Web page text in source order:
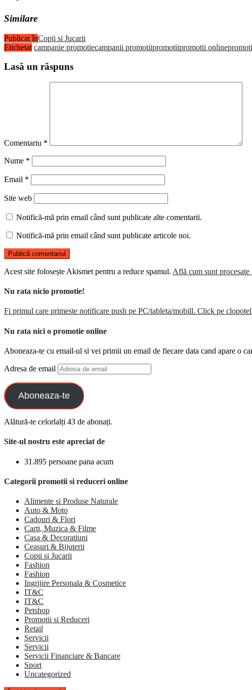
Similare
Publicat înCopii si Jucarii
Etichetat campanie promotiecampanii promotiipromotiipromotii online
Lasă un răspuns
Comentariu *
Nume *
Email *
Site web
Notifică-mă prin email când sunt publicate alte comentarii.
Notifică-mă prin email când sunt publicate articole noi.
Acest site folosește Akismet pentru a reduce spamul. Află cum sunt
Nu rata nicio promotie!
Fi primul care primeste notificare push pe PC/tableta/mobill. Click pe clopotel
Nu rata nici o promotie online
Aboneaza-te cu email-ul si vei primii un email de fiecare data cand apare o
Adresa de email
Aboneaza-te
Alătură-te celorlalți 43 de abonați.
Site-ul nostru este apreciat de
31.895 persoane pana acum
Categorii promotii si reduceri online
Alimente si Produse Naturale
Auto & Moto
Cadouri & Flori
Carti, Muzica & Filme
Casa & Decoratiuni
Ceasuri & Bijuterii
Copii si Jucarii
Fashion
Fashion
Ingrijire Personala & Cosmetice
IT&C
IT&C
Petshop
Promotii si Reduceri
Retail
Servicii
Servicii
Servicii Financiare & Bancare
Sport
Uncategorized